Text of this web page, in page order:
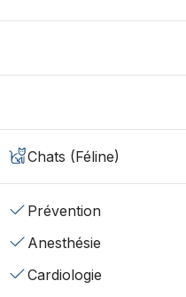
Chats (Féline)
Prévention
Anesthésie
Cardiologie